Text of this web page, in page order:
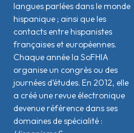
langues parlées dans le monde
hispanique ; ainsi que les
contacts entre hispanistes
français·es et européen·nes.
Chaque année la SoFHIA
organise un congrès ou des
journées d’études. En 2012, elle
a créé une revue électronique
devenue référence dans ses
domaines de spécialité :